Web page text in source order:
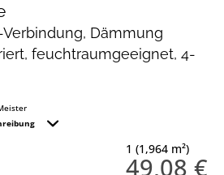
Dämmung
feuchtraumgeeignet, 4-
1 (1,964 m²)
49,08 €